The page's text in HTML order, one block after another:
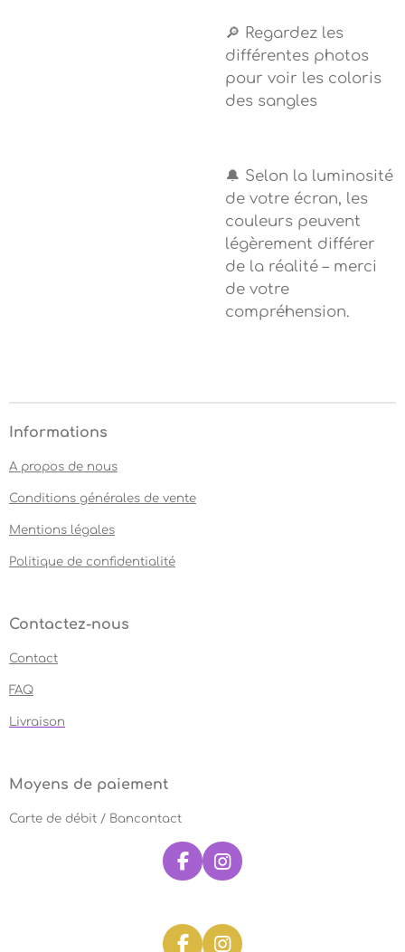
🔎 Regardez les
différentes photos
pour voir les coloris
des sangles
🔔 Selon la luminosité
de votre écran, les
couleurs peuvent
légèrement différer
de la réalité – merci
de votre
compréhension.
Informations
A propos de nous
Conditions générales de vente
Mentions légales
Politique de confidentialité
Contactez-nous
Contact
FAQ
Livraison
Moyens de paiement
Carte de débit / Bancontact
F
a
e
b
I
n
t
a